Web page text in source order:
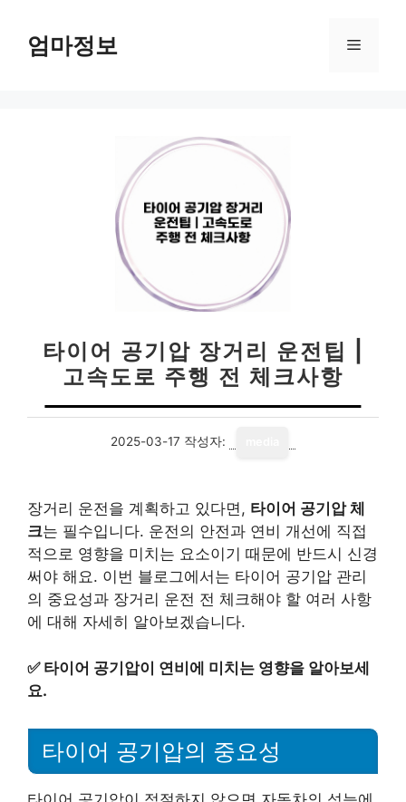
엄마정보 메
타이어 공기압 장거리 운전팁 |
고속도로 주행 전 체크사항
2025-03-17 작성자:
장거리 운전을 계획하고 있다면, 타이어 공기압 체
크는 필수입니다. 운전의 안전과 연비 개선에 직접
적으로 영향을 미치는 요소이기 때문에 반드시 신경
써야 해요. 이번 블로그에서는 타이어 공기압 관리
의 중요성과 장거리 운전 전 체크해야 할 여러 사항
에 대해 자세히 알아보겠습니다.
✅ 타이어 공기압이 연비에 미치는 영향을 알아보세
요.
타이어 공기압의 중요성